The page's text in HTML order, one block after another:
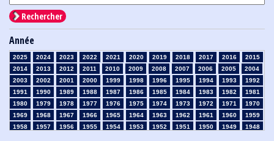
Rechercher
Année
2025 2024 2023 2022 2021 2020 2019 2018 2017 2016
2015
2014
2013 2012 2011 2010 2009 2008 2007 2006 2005
2004
2003
2002 2001 2000 1999 1998 1996 1995 1994 1993
1992
1991
1990 1989 1988 1987 1986 1985 1984 1983 1982
1981
1980
1979 1978 1977 1976 1975 1974 1973 1972 1971
1970
1969
1968 1967 1966 1965 1964 1963 1962 1961 1960
1959
1958
1957 1956 1955 1954 1953 1952 1951 1950 1949
1948